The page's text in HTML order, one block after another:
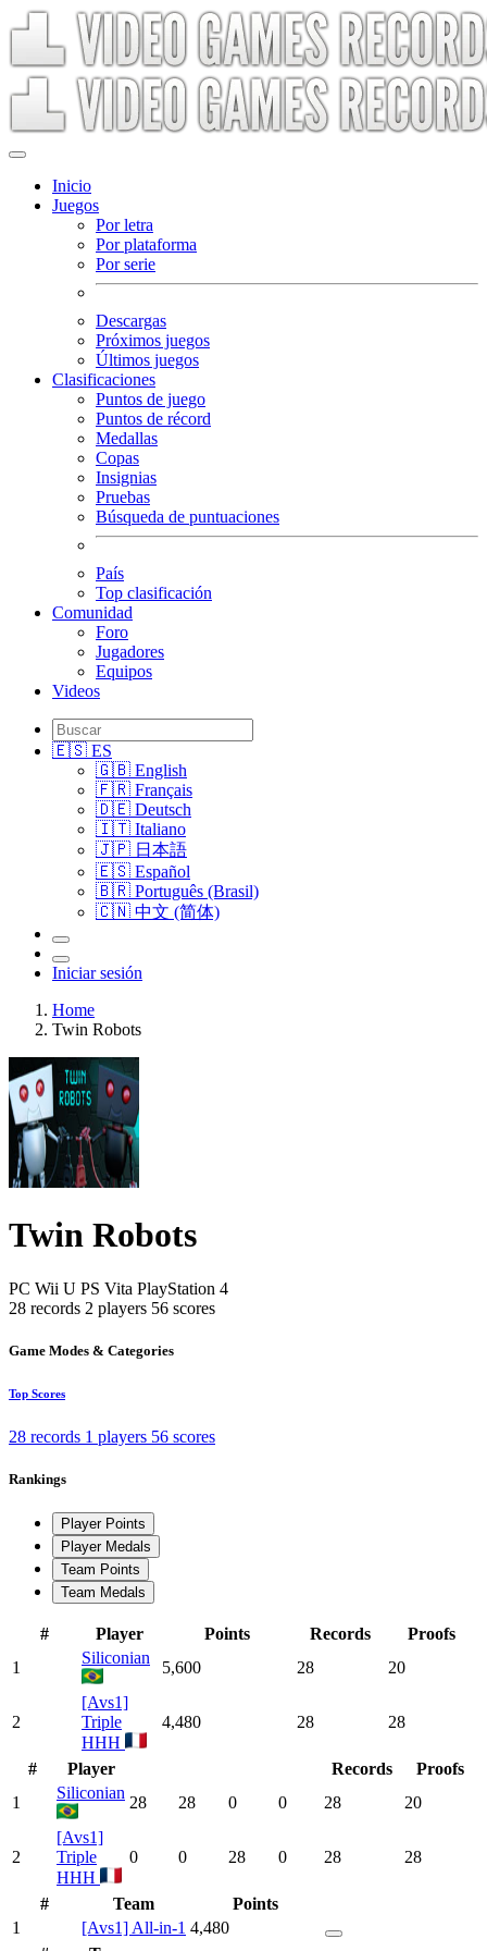
Inicio
Juegos
Por letra
Por plataforma
Por serie
Descargas
Próximos juegos
Últimos juegos
Clasificaciones
Puntos de juego
Puntos de récord
Medallas
Copas
Insignias
Pruebas
Búsqueda de puntuaciones
País
Top clasificación
Comunidad
Foro
Jugadores
Equipos
Videos
🇪🇸 ES
🇬🇧 English
🇫🇷 Français
🇩🇪 Deutsch
🇮🇹 Italiano
🇯🇵 日本語
🇪🇸 Español
🇧🇷 Português (Brasil)
🇨🇳 中文 (简体)
Iniciar sesión
Home
Twin Robots
Twin Robots
PC Wii U PS Vita PlayStation 4
28 records 2 players 56 scores
Game Modes & Categories
Top Scores
28 records 1 players 56 scores
Rankings
Player Points
Player Medals
Team Points
Team Medals
# Player Points Records
Proofs
1
Siliconian
5,600 28 20
2
[Avs1]
Triple
HHH
4,480 28 28
# Player Records
Proofs
1
Siliconian
28 28 0 0 28 20
2
[Avs1]
Triple
HHH
0 0 28 0 28 28
# Team
Points
1
[Avs1] All-in-1 4,480